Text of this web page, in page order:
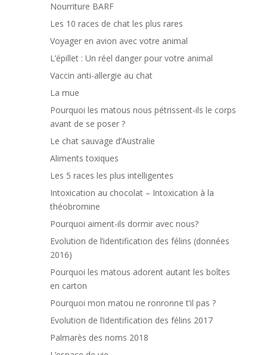
Nourriture BARF
Les 10 races de chat les plus rares
Voyager en avion avec votre animal
L’épillet : Un réel danger pour votre animal
Vaccin anti-allergie au chat
La mue
Pourquoi les matous nous pétrissent-ils le corps
avant de se poser ?
Le chat sauvage d’Australie
Aliments toxiques
Les 5 races les plus intelligentes
Intoxication au chocolat – Intoxication à la
théobromine
Pourquoi aiment-ils dormir avec nous?
Evolution de l’identification des félins (données
2016)
Pourquoi les matous adorent autant les boîtes
en carton
Pourquoi mon matou ne ronronne t’il pas ?
Evolution de l’identification des félins 2017
Palmarès des noms 2018